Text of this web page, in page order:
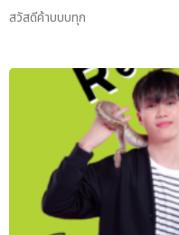
สวัสดีค้าบบบทุก